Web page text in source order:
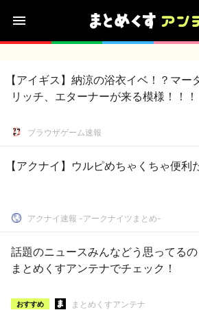
【アイギス】納涼の浴衣イベ！？マー
リッチ、エターナーが来る模様！！！
ブラウザゲーム速報
【アクナイ】ウルピめちゃくちゃ便利
アクナイ速報 -アークナイツまとめ-
話題のニュースみんなどう思ってるの
まとめくすアンテナでチェック！
おすすめ まとめくすアンテナ